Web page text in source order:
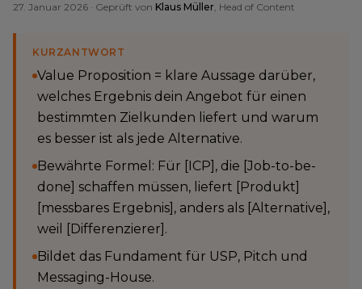
27. Januar 2026 · Geprüft von Klaus Müller, Head of Content
KURZANTWORT
Value Proposition = klare Aussage darüber,
welches Ergebnis dein Angebot für einen
bestimmten Zielkunden liefert und warum
es besser ist als jede Alternative.
Bewährte Formel: Für [ICP], die [Job-to-be-
done] schaffen müssen, liefert [Produkt]
[messbares Ergebnis], anders als [Alternative],
weil [Differenzierer].
Bildet das Fundament für USP, Pitch und
Messaging-House.